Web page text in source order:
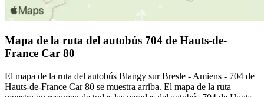
Mapa de la ruta del autobús 704 de Hauts-de-
France Car 80
El mapa de la ruta del autobús Blangy sur Bresle - Amiens - 704 de
Hauts-de-France Car 80 se muestra arriba. El mapa de la ruta